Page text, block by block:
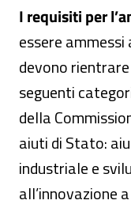
I requisiti per
essere
devono
seguenti
della
aiuti di Stato:
industriale e
all’innovazione